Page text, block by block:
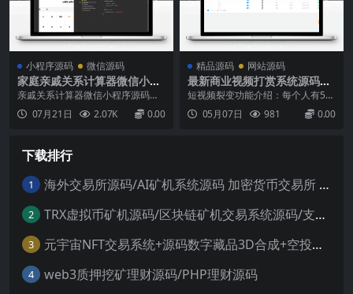
小程序源码 微信源码
家庭亲戚关系计算器微信小程
序源码
亲戚关系计算器微信小程序源码是
一款为避免遇到亲戚却不知道该怎
么称呼时遇到的尴尬情况而开发的
护，导致了有些自己家的一些亲戚
也疏远了很多因此放假或者回老家
过年的时候见到很多年没见过的亲
戚...
07月21日 2.07K 0.00
精品源码 网站源码
最新商业视频打赏系统源码拥
有多套模板包含代理后台已对
接支付
短视频裂变功能介绍：每个人有5次
免费播放机会，如果想继续播放的
话就需要推广，每推广给一个人点
打开就会提示他推广分...
05月07日 981 0.00
下载排行
1 海外交易所源码/AI矿机系统源码 加密货币交易所 智能交易所源码
2 TRX虚拟币矿机源码/区块链矿机交易系统源码/支持 4国语言+usdt充值+搭建视频教程
3 元宇宙NFT交易系统+源码数字藏品3D合成+空投盲盒玩法抽集卡
4 web3质押挖矿理财源码/PHP理财源码